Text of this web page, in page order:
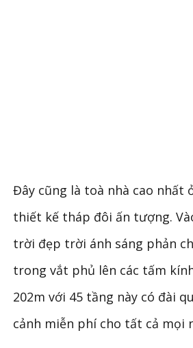
Đây cũng là toà nhà cao nhất
thiết kế tháp đôi ấn tượng.
trời đẹp trời ánh sáng phản
trong vắt phủ lên các tấm
202m với 45 tầng này có đài
cảnh miễn phí cho tất cả mọi